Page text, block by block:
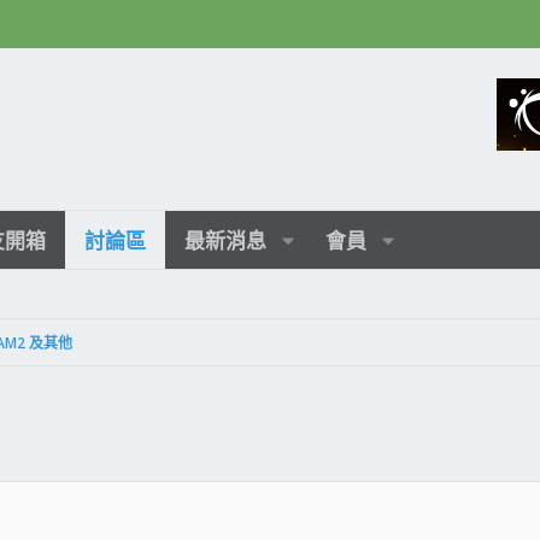
箱 討論區 最新消息 會員
及其他